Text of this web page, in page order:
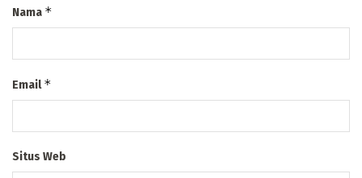
Nama *
Email*
Situs Web